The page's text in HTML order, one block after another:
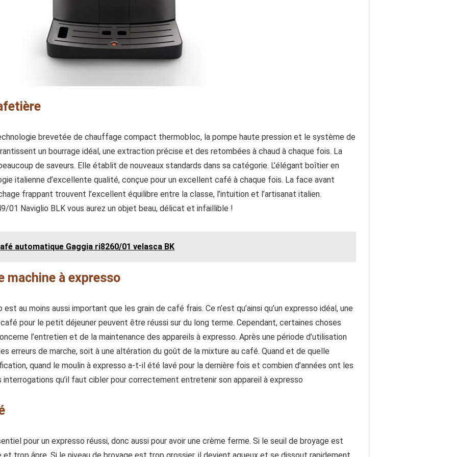
brevetée de chauffage compact thermobloc, la pompe haute pression et le système de
un bourrage idéal, une extraction précise et des retombées à chaud à chaque fois. La
de saveurs. Elle établit de nouveaux standards dans sa catégorie. L’élégant boîtier en
italienne d’excellente qualité, conçue pour un excellent café à chaque fois. La face avant
frappant trouvent l’excellent équilibre entre la classe, l’intuition et l’artisanat italien.
01 Naviglio BLK vous aurez un objet beau, délicat et infaillible !
automatique Gaggia ri8260/01 velasca BK
machine à expresso
au moins aussi important que les grain de café frais. Ce n’est qu’ainsi qu’un expresso idéal, une
pour le petit déjeuner peuvent être réussi sur du long terme. Cependant, certaines choses
l’entretien et de la maintenance des appareils à expresso. Après une période d’utilisation
erreurs de marche, soit à une altération du goût de la mixture au café. Quand et de quelle
quand le moulin à expresso a-t-il été lavé pour la dernière fois et combien d’années ont les
interrogations qu’il faut cibler pour correctement entretenir son appareil à expresso
pour un expresso réussi, donc aussi pour avoir une crème ferme. Si le seuil de broyage est